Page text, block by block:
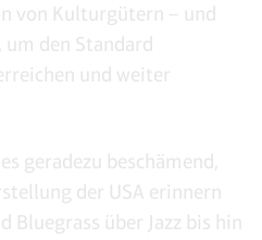
von Kulturgütern – und
den Standard
und weiter
geradezu beschämend,
der USA erinnern
Bluegrass über Jazz bis hin